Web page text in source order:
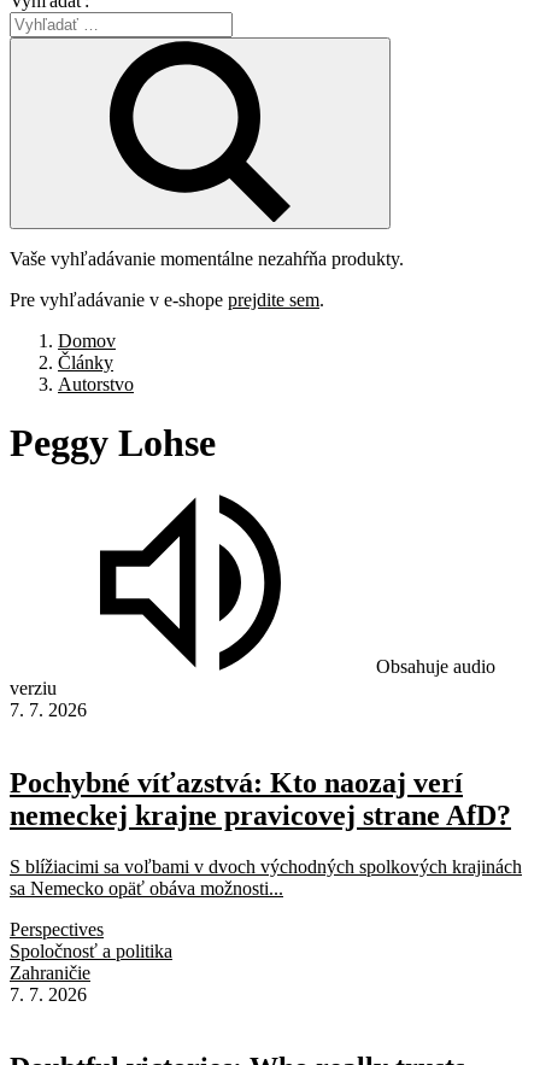
Vaše vyhľadávanie momentálne nezahŕňa produkty.
Pre vyhľadávanie v e-shope prejdite sem.
Domov
Články
Autorstvo
Peggy Lohse
Obsahuje audio
verziu
7. 7. 2026
Pochybné víťazstvá: Kto naozaj verí
nemeckej krajne pravicovej strane AfD?
S blížiacimi sa voľbami v dvoch východných spolkových krajinách
sa Nemecko opäť obáva možnosti...
Perspectives
Spoločnosť a politika
Zahraničie
7. 7. 2026